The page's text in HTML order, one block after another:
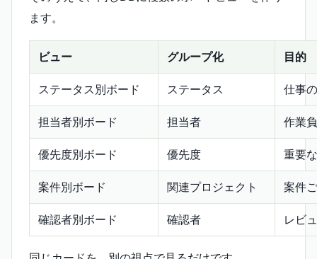
ます。
ビュー グループ化 目的
ステータス別ボード ステータス 仕事
担当者別ボード 担当者 作業
優先度別ボード 優先度 重要
案件別ボード 関連プロジェクト 案件
確認者別ボード 確認者 レビ